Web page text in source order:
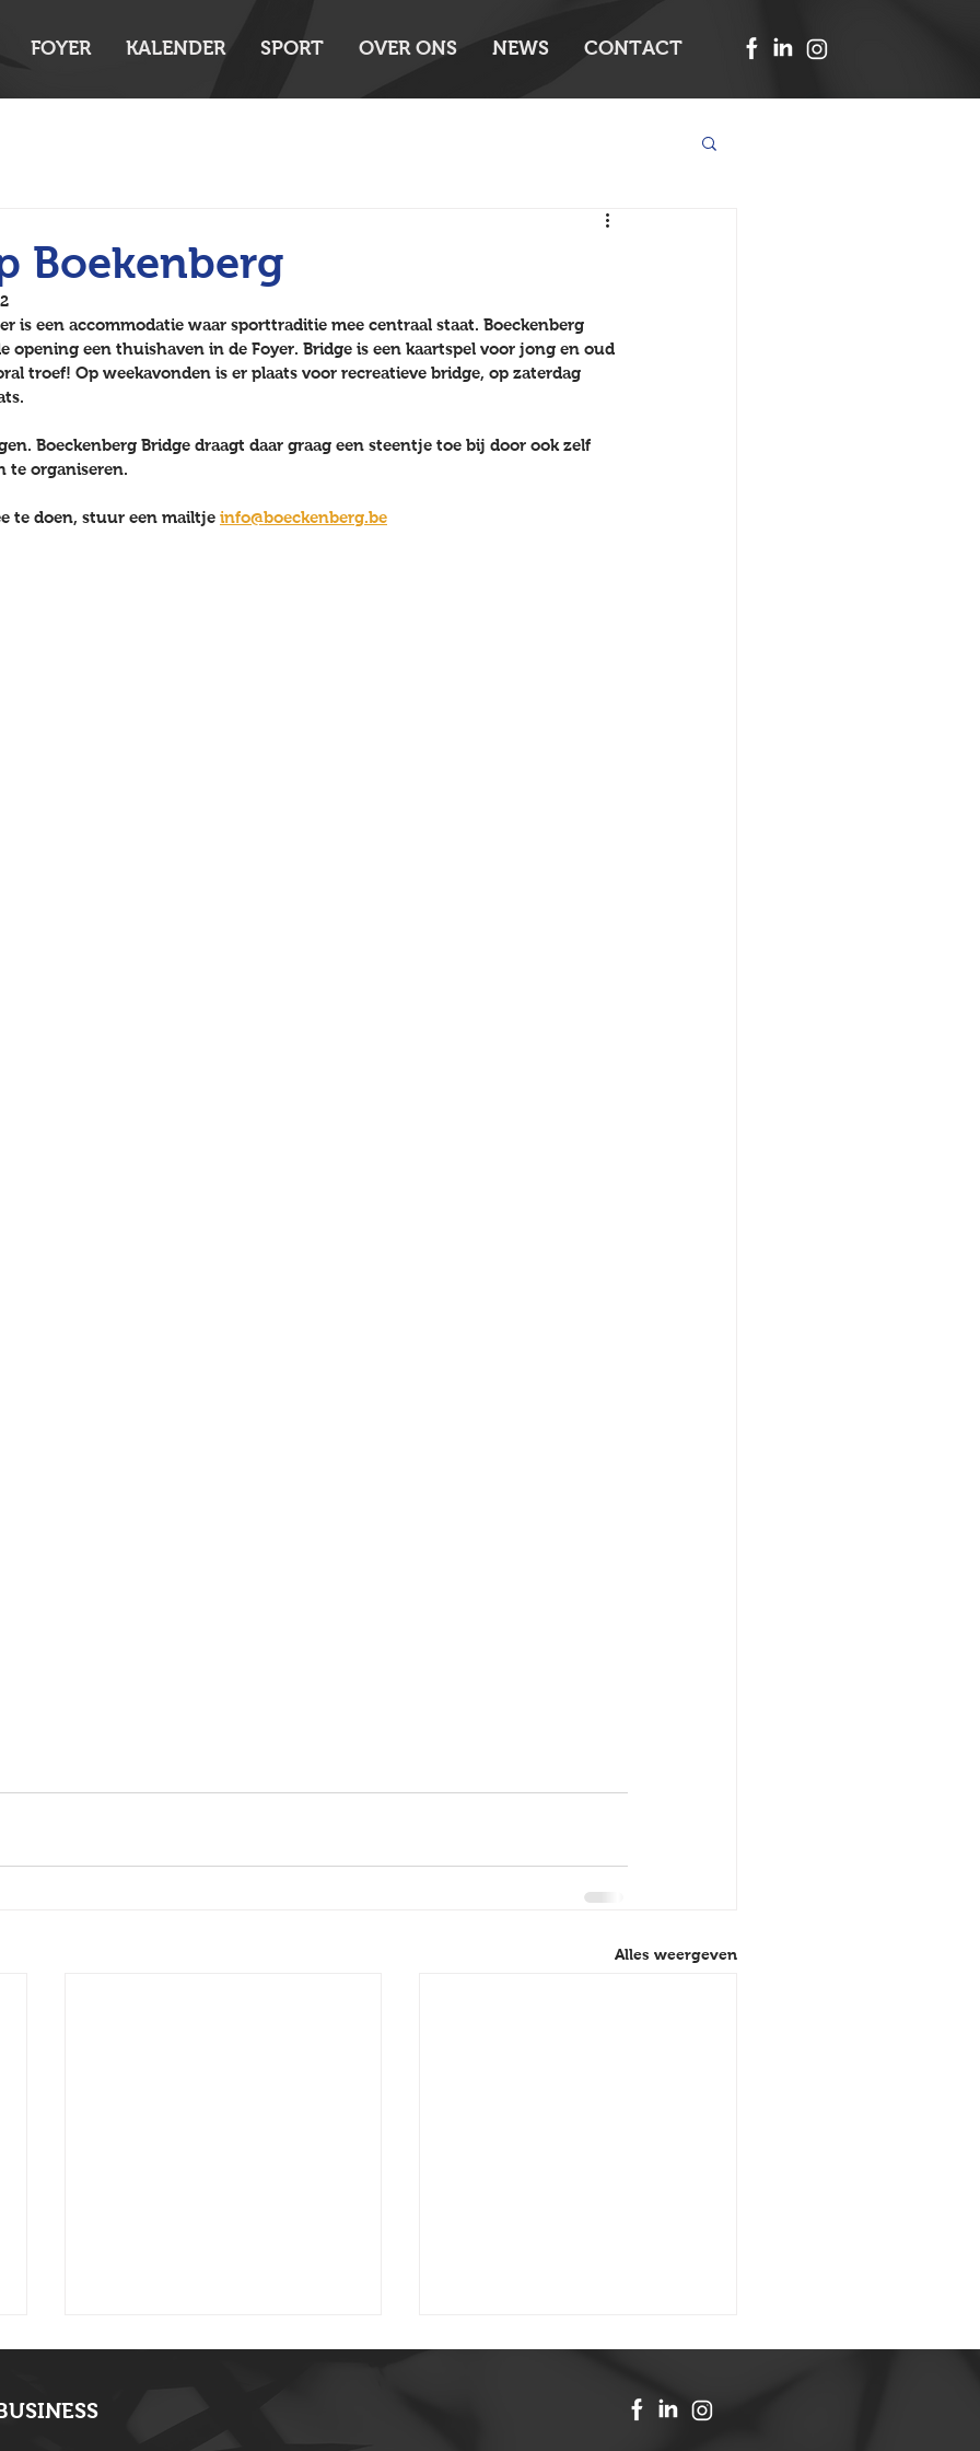
FOYER KALENDER SPORT OVER ONS NEWS CONTACT
Boekenberg
is een accommodatie waar sporttraditie mee centraal staat. Boeckenberg
opening een thuishaven in de Foyer. Bridge is een kaartspel voor jong en oud
troef! Op weekavonden is er plaats voor recreatieve bridge, op zaterdag
Boeckenberg Bridge draagt daar graag een steentje toe bij door ook zelf
te organiseren.
te doen, stuur een mailtje info@boeckenberg.be
Alles weergeven